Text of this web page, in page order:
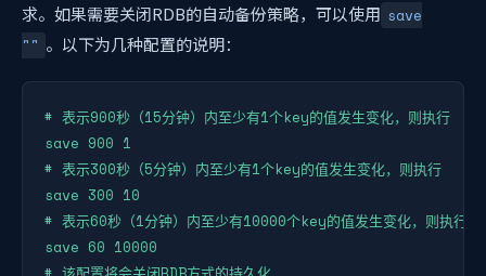
求。如果需要关闭RDB的自动备份策略，可以使用 save
"" 。以下为几种配置的说明：
# 表示900秒（15分钟）内至少有1个key的值发生变化，则执行
save 900 1
# 表示300秒（5分钟）内至少有1个key的值发生变化，则执行
save 300 10
# 表示60秒（1分钟）内至少有10000个key的值发生变化，则执行
save 60 10000